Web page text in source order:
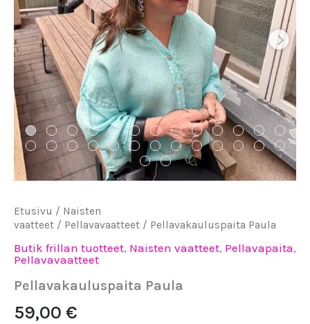
Etusivu / Naisten
vaatteet / Pellavavaatteet / Pellavakauluspaita Paula
Butik frillan tuotteet, Naisten vaatteet, Pellavapaita,
Pellavavaatteet
Pellavakauluspaita Paula
59,00 €